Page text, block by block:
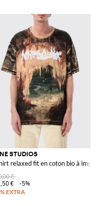
semelle en caoutchouc
STUDIOS
relaxed fit en coton bio à
€
€
-5%